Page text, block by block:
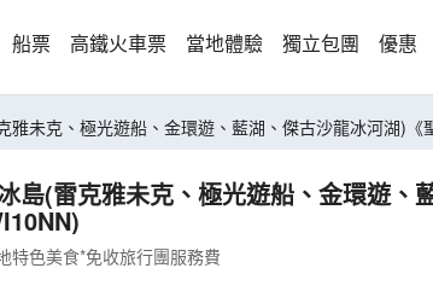
船票 高鐵火車票 當地體驗 獨立包團 優惠
特色美食*免收旅行團服務費